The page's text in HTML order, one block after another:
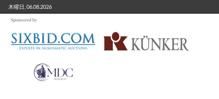
木曜日, 06.08.2026
Sponsored by